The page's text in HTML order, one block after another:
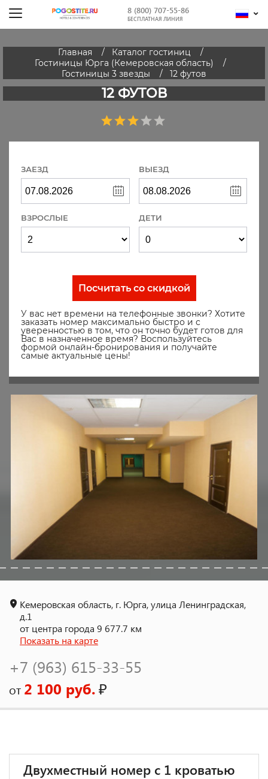
8 (800) 707-55-86
БЕСПЛАТНАЯ ЛИНИЯ
Главная
Каталог гостиниц
Гостиницы Юрга (Кемеровская область)
Гостиницы 3 звезды
12 футов
12 ФУТОВ
ЗАЕЗД ВЫЕЗД
ВЗРОСЛЫЕ ДЕТИ
Посчитать со скидкой
У вас нет времени на телефонные звонки? Хотите
заказать номер максимально быстро и с
уверенностью в том, что он точно будет готов для
Вас в назначенное время? Воспользуйтесь
формой онлайн-бронирования и получайте
самые актуальные цены!
Кемеровская область, г. Юрга, улица Ленинградская,
д.1
от центра города 9 677.7 км
Показать на карте
+7 (963) 615-33-55
от 2 100 руб.₽
Двухместный номер с 1 кроватью